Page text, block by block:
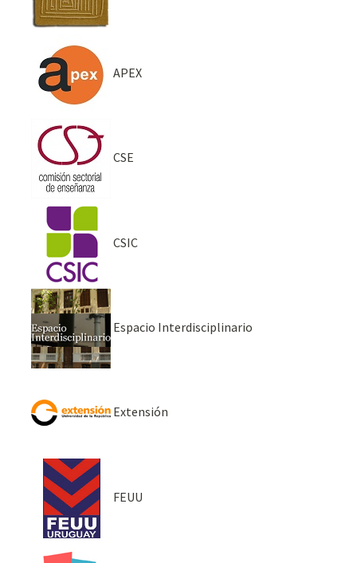
APEX
CSE
CSIC
Espacio Interdisciplinario
Extensión
FEUU